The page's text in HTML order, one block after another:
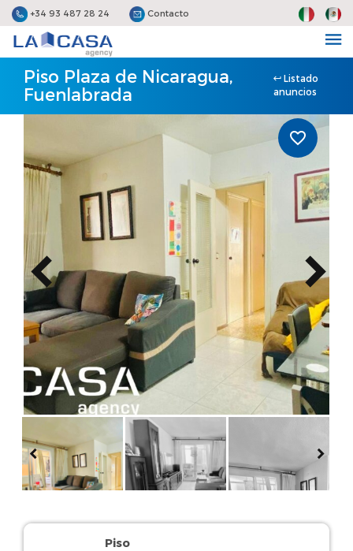
+34 93 487 28 24 Contacto
Piso Plaza de Nicaragua,
Fuenlabrada
Listado
anuncios
Piso